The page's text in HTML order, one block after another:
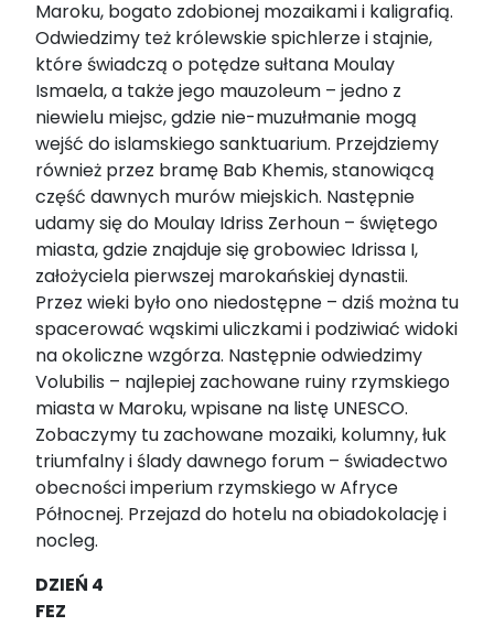
Maroku, bogato zdobionej mozaikami i kaligrafią.
Odwiedzimy też królewskie spichlerze i stajnie,
które świadczą o potędze sułtana Moulay
Ismaela, a także jego mauzoleum – jedno z
niewielu miejsc, gdzie nie-muzułmanie mogą
wejść do islamskiego sanktuarium. Przejdziemy
również przez bramę Bab Khemis, stanowiącą
część dawnych murów miejskich. Następnie
udamy się do Moulay Idriss Zerhoun – świętego
miasta, gdzie znajduje się grobowiec Idrissa I,
założyciela pierwszej marokańskiej dynastii.
Przez wieki było ono niedostępne – dziś można tu
spacerować wąskimi uliczkami i podziwiać widoki
na okoliczne wzgórza. Następnie odwiedzimy
Volubilis – najlepiej zachowane ruiny rzymskiego
miasta w Maroku, wpisane na listę UNESCO.
Zobaczymy tu zachowane mozaiki, kolumny, łuk
triumfalny i ślady dawnego forum – świadectwo
obecności imperium rzymskiego w Afryce
Północnej. Przejazd do hotelu na obiadokolację i
nocleg.
DZIEŃ 4
FEZ